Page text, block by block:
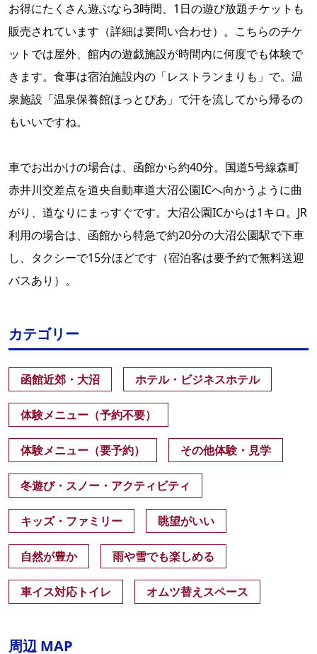
お得にたくさん遊ぶなら3時間、1日の遊び放題チケットも
販売されています（詳細は要問い合わせ）。こちらのチケ
ットでは屋外、館内の遊戯施設が時間内に何度でも体験で
きます。食事は宿泊施設内の「レストランまりも」で。温
泉施設「温泉保養館ほっとぴあ」で汗を流してから帰るの
もいいですね。
車でお出かけの場合は、函館から約40分。国道5号線森町
赤井川交差点を道央自動車道大沼公園ICへ向かうように曲
がり、道なりにまっすぐです。大沼公園ICからは1キロ。JR
利用の場合は、函館から特急で約20分の大沼公園駅で下車
し、タクシーで15分ほどです（宿泊客は要予約で無料送迎
バスあり）。
カテゴリー
函館近郊・大沼 ホテル・ビジネスホテル
体験メニュー（予約不要）
体験メニュー（要予約） その他体験・見学
冬遊び・スノー・アクティビティ
キッズ・ファミリー 眺望がいい
自然が豊か 雨や雪でも楽しめる
車イス対応トイレ オムツ替えスペース
周辺 MAP